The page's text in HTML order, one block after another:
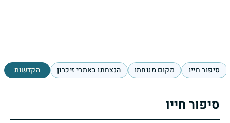
סיפור חייו מקום מנוחתו הנצחתו באתרי זיכרון הקדשות
סיפור חייו